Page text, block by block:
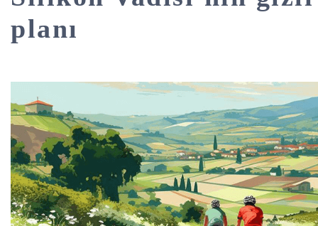
planı